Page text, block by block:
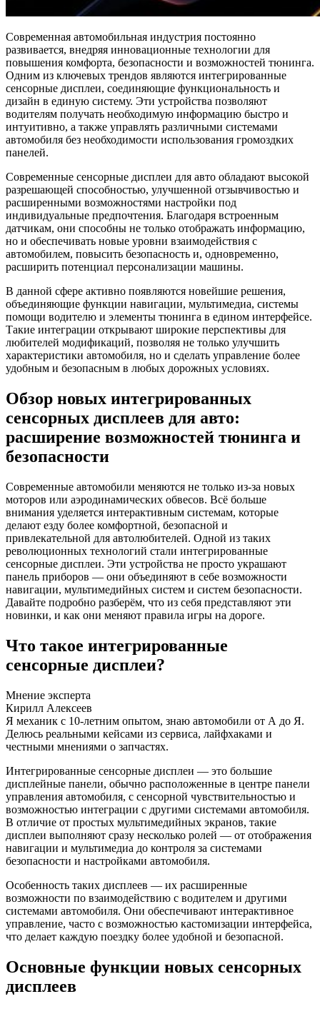
Современная автомобильная индустрия постоянно
развивается, внедряя инновационные технологии для
повышения комфорта, безопасности и возможностей тюнинга.
Одним из ключевых трендов являются интегрированные
сенсорные дисплеи, соединяющие функциональность и
дизайн в единую систему. Эти устройства позволяют
водителям получать необходимую информацию быстро и
интуитивно, а также управлять различными системами
автомобиля без необходимости использования громоздких
панелей.
Современные сенсорные дисплеи для авто обладают высокой
разрешающей способностью, улучшенной отзывчивостью и
расширенными возможностями настройки под
индивидуальные предпочтения. Благодаря встроенным
датчикам, они способны не только отображать информацию,
но и обеспечивать новые уровни взаимодействия с
автомобилем, повысить безопасность и, одновременно,
расширить потенциал персонализации машины.
В данной сфере активно появляются новейшие решения,
объединяющие функции навигации, мультимедиа, системы
помощи водителю и элементы тюнинга в едином интерфейсе.
Такие интеграции открывают широкие перспективы для
любителей модификаций, позволяя не только улучшить
характеристики автомобиля, но и сделать управление более
удобным и безопасным в любых дорожных условиях.
Обзор новых интегрированных
сенсорных дисплеев для авто:
расширение возможностей тюнинга и
безопасности
Современные автомобили меняются не только из-за новых
моторов или аэродинамических обвесов. Всё больше
внимания уделяется интерактивным системам, которые
делают езду более комфортной, безопасной и
привлекательной для автолюбителей. Одной из таких
революционных технологий стали интегрированные
сенсорные дисплеи. Эти устройства не просто украшают
панель приборов — они объединяют в себе возможности
навигации, мультимедийных систем и систем безопасности.
Давайте подробно разберём, что из себя представляют эти
новинки, и как они меняют правила игры на дороге.
Что такое интегрированные
сенсорные дисплеи?
Мнение эксперта
Кирилл Алексеев
Я механик с 10-летним опытом, знаю автомобили от А до Я.
Делюсь реальными кейсами из сервиса, лайфхаками и
честными мнениями о запчастях.
Интегрированные сенсорные дисплеи — это большие
дисплейные панели, обычно расположенные в центре панели
управления автомобиля, с сенсорной чувствительностью и
возможностью интеграции с другими системами автомобиля.
В отличие от простых мультимедийных экранов, такие
дисплеи выполняют сразу несколько ролей — от отображения
навигации и мультимедиа до контроля за системами
безопасности и настройками автомобиля.
Особенность таких дисплеев — их расширенные
возможности по взаимодействию с водителем и другими
системами автомобиля. Они обеспечивают интерактивное
управление, часто с возможностью кастомизации интерфейса,
что делает каждую поездку более удобной и безопасной.
Основные функции новых сенсорных
дисплеев